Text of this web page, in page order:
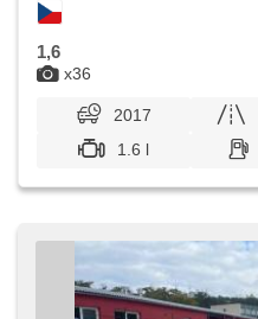
x36
1,6
2017
1.6 l